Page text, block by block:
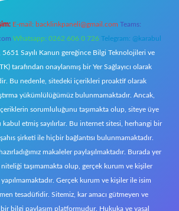
E-mail: backlinkpaneli@gmail.com Teams:
Whatsapp: 0262 606 0 726 Telegram: @karabul
5651 Sayılı Kanun gereğince Bilgi Teknolojileri ve
tarafından onaylanmış bir Yer Sağlayıcı olarak
Bu nedenle, sitedeki içerikleri proaktif olarak
yükümlülüğümüz bulunmamaktadır. Ancak,
sorumluluğunu taşımakta olup, siteye üye
etmiş sayılırlar. Bu internet sitesi, herhangi bir
şirketi ile hiçbir bağlantısı bulunmamaktadır.
makaleler paylaşılmaktadır. Burada yer
taşımamakta olup, gerçek kurum ve kişiler
yapılmamaktadır. Gerçek kurum ve kişiler ile isim
tesadüfidir. Sitemiz, kar amacı gütmeyen ve
bilgi paylaşım platformudur. Hukuka ve yasal